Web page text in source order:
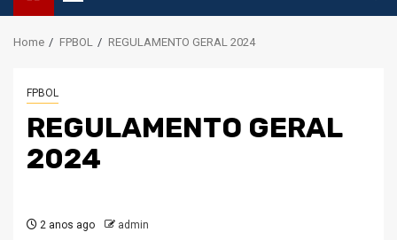
Menu
Home FPBOL REGULAMENTO GERAL 2024
FPBOL
REGULAMENTO GERAL
2024
2 anos ago admin